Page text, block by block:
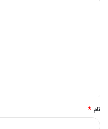
نام *